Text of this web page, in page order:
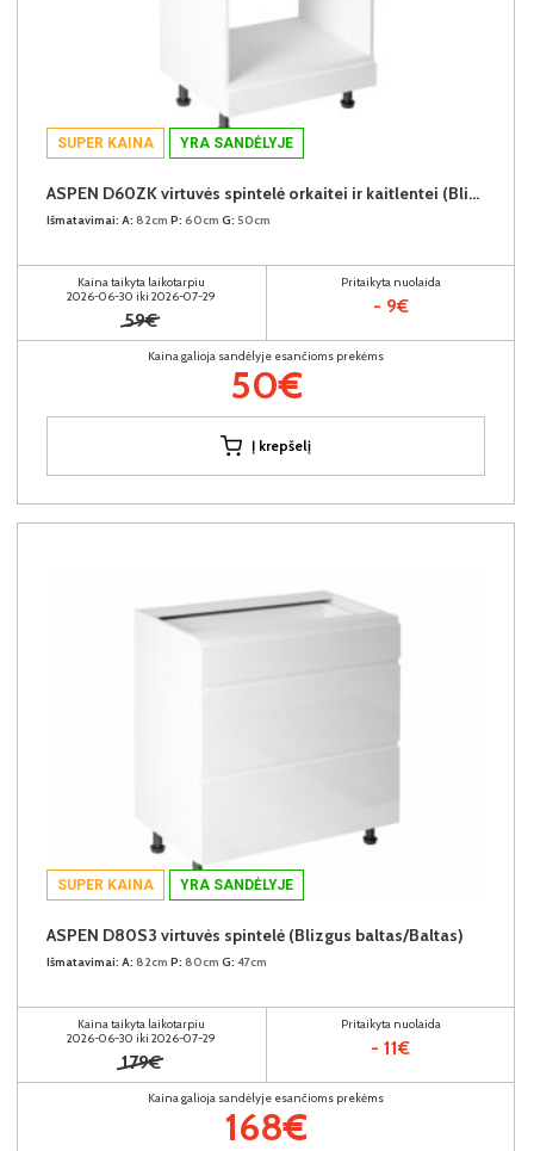
SUPER KAINA YRA SANDĖLYJE
ASPEN D60ZK virtuvės spintelė orkaitei ir kaitlentei (Blizgus baltas/Baltas)
Išmatavimai: A: 82cm P: 60cm G: 50cm
Kaina taikyta laikotarpiu
2026-06-30 iki 2026-07-29
59€
Pritaikyta nuolaida
- 9€
Kaina galioja sandėlyje esančioms prekėms
50€
Į krepšelį
SUPER KAINA YRA SANDĖLYJE
ASPEN D80S3 virtuvės spintelė (Blizgus baltas/Baltas)
Išmatavimai: A: 82cm P: 80cm G: 47cm
Kaina taikyta laikotarpiu
2026-06-30 iki 2026-07-29
179€
Pritaikyta nuolaida
- 11€
Kaina galioja sandėlyje esančioms prekėms
168€